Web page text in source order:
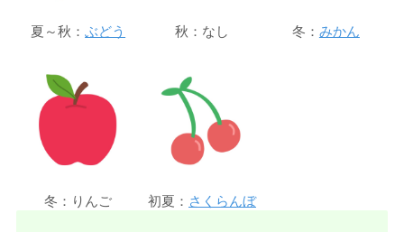
夏～秋：ぶどう 秋：なし 冬： みかん
冬：りんご 初夏： さくらんぼ